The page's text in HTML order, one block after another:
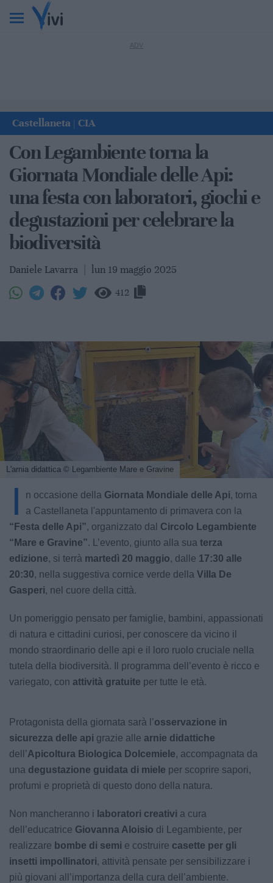
Castellaneta CIA
Con Legambiente torna la
Giornata Mondiale delle Api:
una festa con laboratori, giochi e
degustazioni per celebrare la
biodiversità
Daniele Lavarra lun 19 maggio 2025
412
L'arnia didattica © Legambiente Mare e Gravine
I n occasione della Giornata Mondiale delle Api, torna
a Castellaneta l'appuntamento di primavera con la
“Festa delle Api”, organizzato dal Circolo Legambiente
“Mare e Gravine”. L’evento, giunto alla sua terza
edizione, si terrà martedì 20 maggio, dalle 17:30 alle
20:30, nella suggestiva cornice verde della Villa De
Gasperi, nel cuore della città.
Un pomeriggio pensato per famiglie, bambini, appassionati
di natura e cittadini curiosi, per conoscere da vicino il
mondo straordinario delle api e il loro ruolo cruciale nella
tutela della biodiversità. Il programma dell’evento è ricco e
variegato, con attività gratuite per tutte le età.
Protagonista della giornata sarà l’osservazione in
sicurezza delle api grazie alle arnie didattiche
dell’Apicoltura Biologica Dolcemiele, accompagnata da
una degustazione guidata di miele per scoprire sapori,
profumi e proprietà di questo dono della natura.
Non mancheranno i laboratori creativi a cura
dell’educatrice Giovanna Aloisio di Legambiente, per
realizzare bombe di semi e costruire casette per gli
insetti impollinatori, attività pensate per sensibilizzare i
più giovani all’importanza della cura dell’ambiente.